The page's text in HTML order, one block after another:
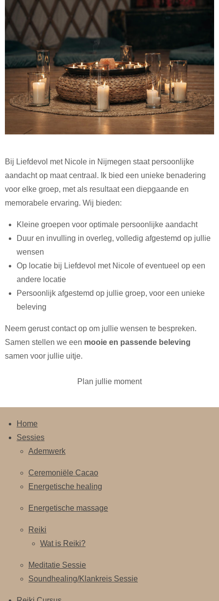
Bij Liefdevol met Nicole in Nijmegen staat persoonlijke
aandacht op maat centraal. Ik bied een unieke benadering
voor elke groep, met als resultaat een diepgaande en
memorabele ervaring. Wij bieden:
Kleine groepen voor optimale persoonlijke aandacht
Duur en invulling in overleg, volledig afgestemd op jullie
wensen
Op locatie bij Liefdevol met Nicole of eventueel op een
andere locatie
Persoonlijk afgestemd op jullie groep, voor een unieke
beleving
Neem gerust contact op om jullie wensen te bespreken.
Samen stellen we een mooie en passende beleving
samen voor jullie uitje.
Plan jullie moment
Home
Sessies
Ademwerk
Ceremoniële Cacao
Energetische healing
Energetische massage
Reiki
Wat is Reiki?
Meditatie Sessie
Soundhealing/Klankreis Sessie